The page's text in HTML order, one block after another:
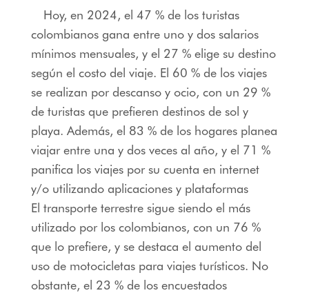
Hoy, en 2024, el 47 % de los turistas
colombianos gana entre uno y dos salarios
mínimos mensuales, y el 27 % elige su destino
según el costo del viaje. El 60 % de los viajes
se realizan por descanso y ocio, con un 29 %
de turistas que prefieren destinos de sol y
playa. Además, el 83 % de los hogares planea
viajar entre una y dos veces al año, y el 71 %
panifica los viajes por su cuenta en internet
y/o utilizando aplicaciones y plataformas
El transporte terrestre sigue siendo el más
utilizado por los colombianos, con un 76 %
que lo prefiere, y se destaca el aumento del
uso de motocicletas para viajes turísticos. No
obstante, el 23 % de los encuestados